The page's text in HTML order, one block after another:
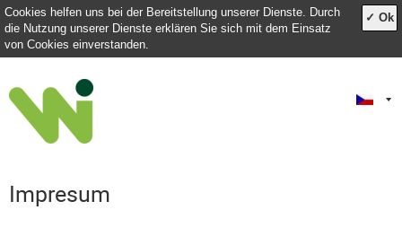
Cookies helfen uns bei der Bereitstellung unserer Dienste. Durch
die Nutzung unserer Dienste erklären Sie sich mit dem Einsatz
von Cookies einverstanden.
✓ Ok
Impresum